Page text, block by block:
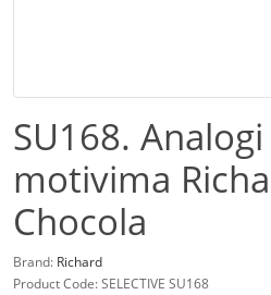
SU168.
motivima
Chocola
Brand: Richard
Product Code: SELECTIVE SU168